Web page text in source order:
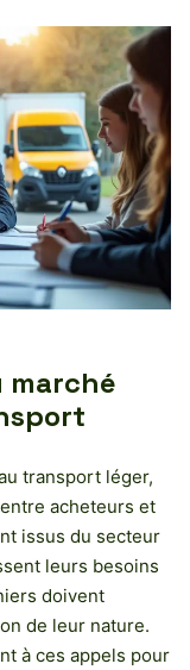
marché
transport léger,
acheteurs et
issus du secteur
leurs besoins
doivent
de leur nature.
à ces appels pour